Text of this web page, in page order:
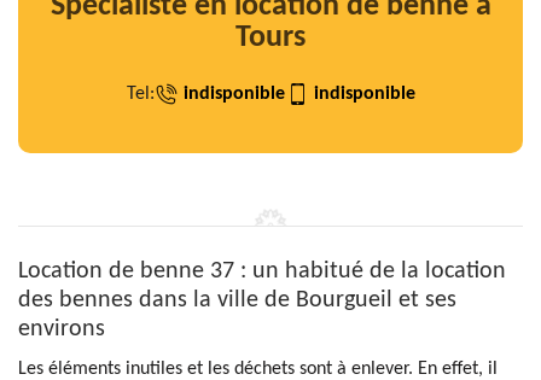
Spécialiste en location de benne à
Tours
Tel: indisponible indisponible
Location de benne 37 : un habitué de la location
des bennes dans la ville de Bourgueil et ses
environs
Les éléments inutiles et les déchets sont à enlever. En effet, il